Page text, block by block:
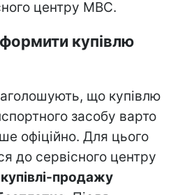
центру МВС.
купівлю
що купівлю
засобу варто
офіційно. Для цього
до сервісного центру
продажу